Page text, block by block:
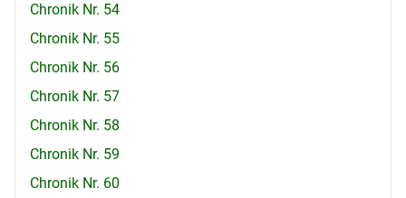
Chronik Nr. 54
Chronik Nr. 55
Chronik Nr. 56
Chronik Nr. 57
Chronik Nr. 58
Chronik Nr. 59
Chronik Nr. 60